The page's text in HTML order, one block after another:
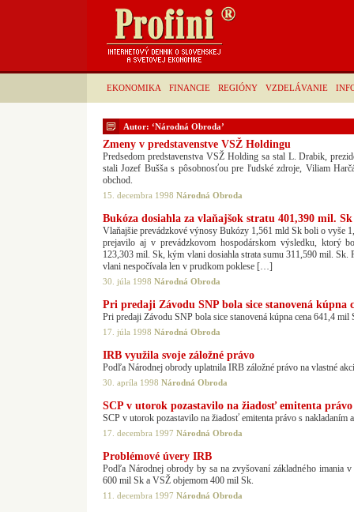
EKONOMIKA FINANCIE REGIÓNY VZDELÁVANIE
Autor: ‘Národná Obroda’
Zmeny v predstavenstve VSŽ Holdingu
Predsedom predstavenstva VSŽ Holding sa stal L. Drabik,
stali Jozef Bušša s pôsobnosťou pre ľudské zdroje, Viliam
obchod.
15. decembra 1998 Národná Obroda
Bukóza dosiahla za vlaňajšok stratu 401,390 mil. Sk
Vlaňajšie prevádzkové výnosy Bukózy 1,561 mld Sk boli o vyše
prejavilo aj v prevádzkovom hospodárskom výsledku, ktorý
123,303 mil. Sk, kým vlani dosiahla strata sumu 311,590 mil.
vlani nespočívala len v prudkom poklese […]
30. júla 1998 Národná Obroda
Pri predaji Závodu SNP bola sice stanovená kúpna
Pri predaji Závodu SNP bola sice stanovená kúpna cena 641,4 mil
17. júla 1998 Národná Obroda
IRB využila svoje záložné právo
Podľa Národnej obrody uplatnila IRB záložné právo na vlastné
30. apríla 1998 Národná Obroda
SCP v utorok pozastavilo na žiadosť emitenta
SCP v utorok pozastavilo na žiadosť emitenta právo s nakladaním
17. decembra 1997 Národná Obroda
Problémové úvery IRB
Podľa Národnej obrody by sa na zvyšovaní základného imania
600 mil Sk a VSŽ objemom 400 mil Sk.
11. decembra 1997 Národná Obroda